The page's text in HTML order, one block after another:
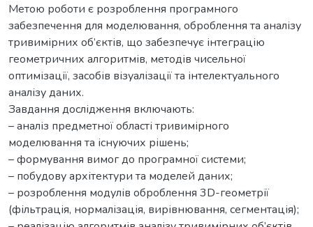
Метою роботи є розроблення програмного
забезпечення для моделювання, оброблення та аналізу
тривимірних об’єктів, що забезпечує інтеграцію
геометричних алгоритмів, методів чисельної
оптимізації, засобів візуалізації та інтелектуального
аналізу даних.
Завдання дослідження включають:
– аналіз предметної області тривимірного
моделювання та існуючих рішень;
– формування вимог до програмної системи;
– побудову архітектури та моделей даних;
– розроблення модулів оброблення 3D-геометрії
(фільтрація, нормалізація, вирівнювання, сегментація);